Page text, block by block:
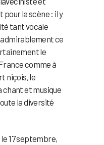
pour la scène : il y
tant vocale
ce
le
comme à
niçois, le
et musique
la diversité
17 septembre,